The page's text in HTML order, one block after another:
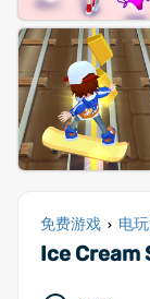
免费游戏 › 电
Ice Cream